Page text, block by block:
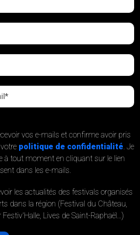
vos e-mails et confirme avoir pris
politique de confidentialité. Je
à tout moment en cliquant sur le lien
dans les e-mails.
les actualités des festivals organisés
dans la région (Festival du Château,
Lives de Saint-Raphaël...)